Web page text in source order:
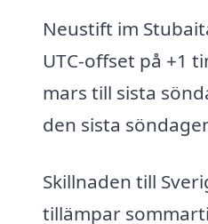
Neustift im
UTC-offset på +1
mars till sista
den sista
Skillnaden till
tillämpar